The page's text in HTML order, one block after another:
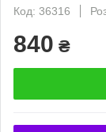
Код: 36316
840 ₴